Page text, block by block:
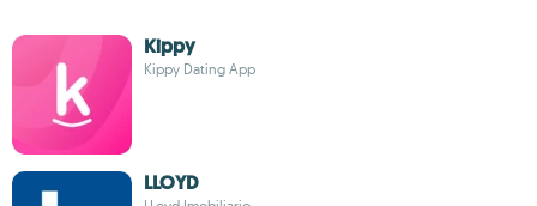
Kippy
Kippy Dating App
LLOYD